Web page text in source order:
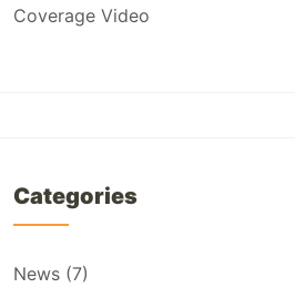
Coverage Video
Categories
News (7)